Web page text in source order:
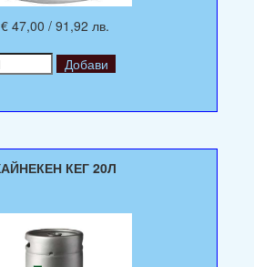
€ 47,00 / 91,92 лв.
КЕГ 20Л